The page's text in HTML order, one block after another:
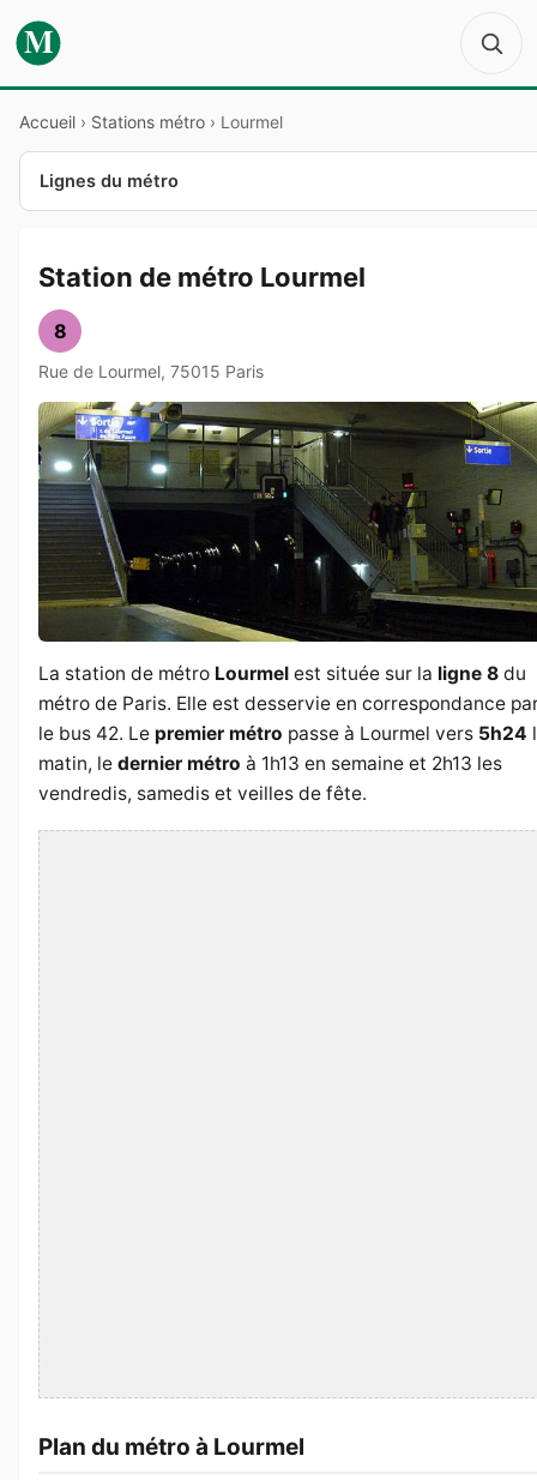
M
Accueil › Stations métro › Lourmel
Lignes du métro
Station de métro Lourmel
8
Rue de Lourmel, 75015 Paris
La station de métro Lourmel est située sur la ligne 8 du
métro de Paris. Elle est desservie en correspondance
le bus 42. Le premier métro passe à Lourmel vers 5h24
matin, le dernier métro à 1h13 en semaine et 2h13 les
vendredis, samedis et veilles de fête.
Plan du métro à Lourmel